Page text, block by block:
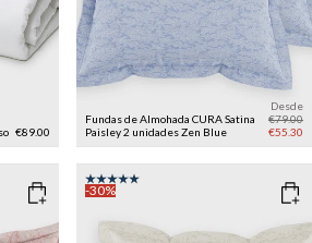
€89.00
Fundas de Almohada CURA Satina
Paisley 2 unidadesZen Blue
Desde
€79.00
€55.30
-30%